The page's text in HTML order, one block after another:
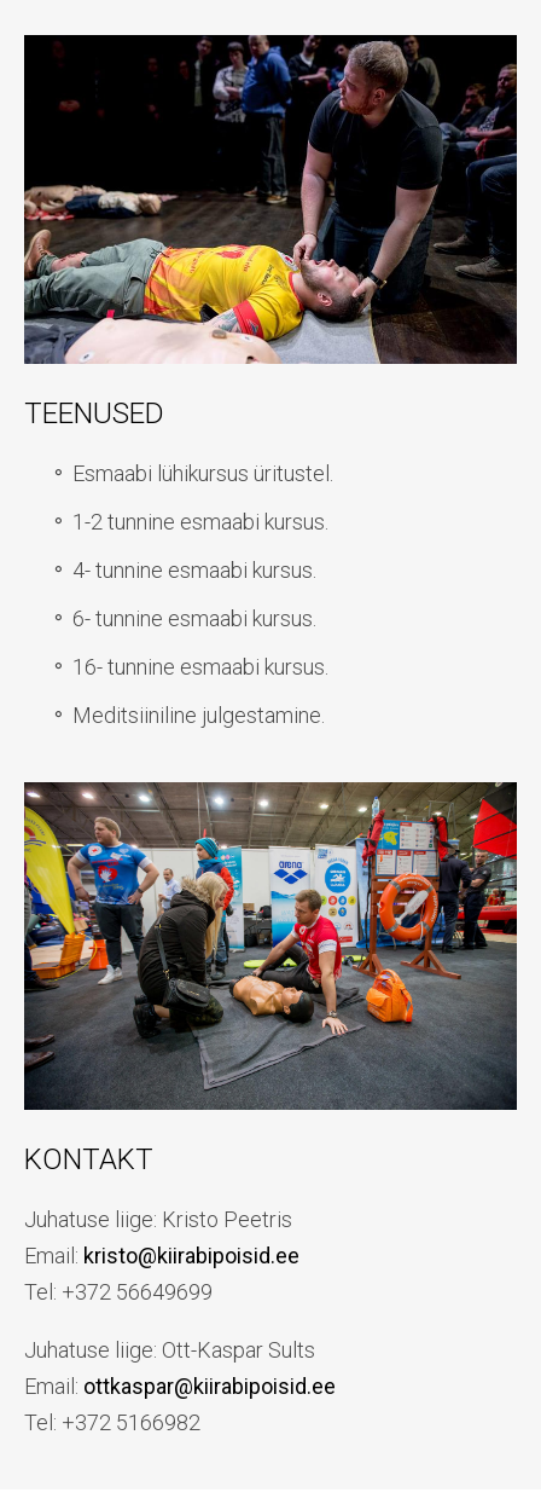
TEENUSED
Esmaabi lühikursus üritustel.
1-2 tunnine esmaabi kursus.
4- tunnine esmaabi kursus.
6- tunnine esmaabi kursus.
16- tunnine esmaabi kursus.
Meditsiiniline julgestamine.
KONTAKT
Juhatuse liige: Kristo Peetris
Email: kristo@kiirabipoisid.ee
Tel: +372 56649699
Juhatuse liige: Ott-Kaspar Sults
Email: ottkaspar@kiirabipoisid.ee
Tel: +372 5166982